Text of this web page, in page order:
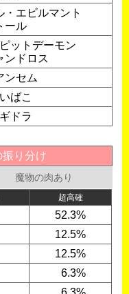
エビルマント
ール
ットデーモン
ンドロス
ンセム
ばこ
ドラ
り分け
魔物の肉あり
超高確
52.3%
12.5%
12.5%
06.3%